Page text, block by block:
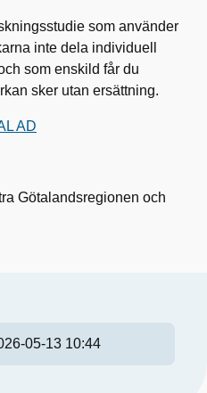
som använder
inte dela individuell
som enskild får du
sker utan ersättning.
AD
Götalandsregionen och
05-13 10:44